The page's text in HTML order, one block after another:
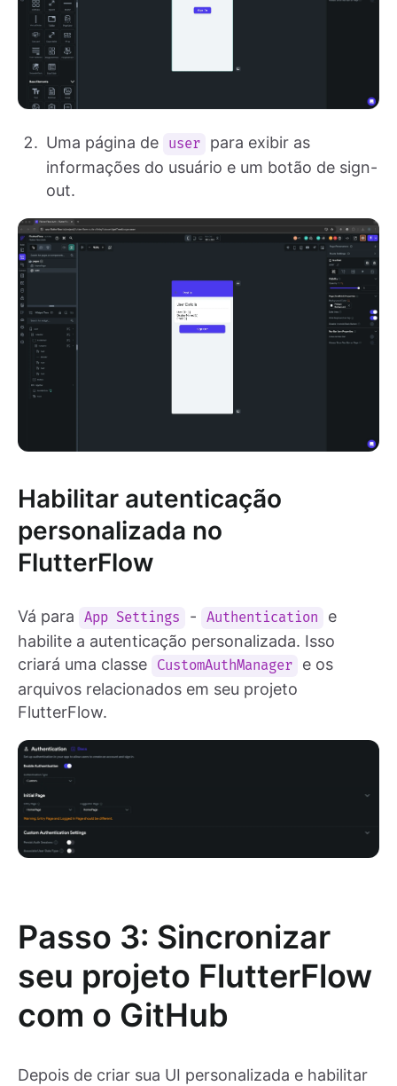
Uma página de user
para exibir as
informações do usuário e um botão de sign-
out.
Habilitar autenticação
personalizada no
FlutterFlow
Vá para App Settings - Authentication
e
habilite a autenticação personalizada. Isso
criará uma classe
CustomAuthManager
e os
arquivos relacionados em seu projeto
FlutterFlow.
Passo 3: Sincronizar
seu projeto FlutterFlow
com o GitHub
Depois de criar sua UI personalizada e habilitar